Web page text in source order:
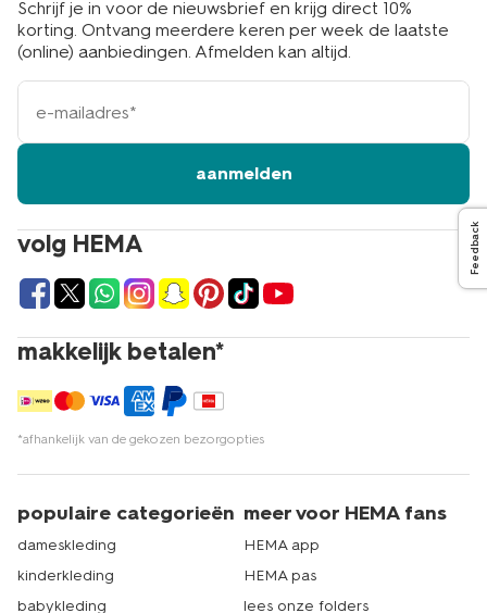
volg HEMA
makkelijk betalen*
*afhankelijk van de gekozen bezorgopties
Schrijf je in voor de nieuwsbrief en krijg direct 10%
korting. Ontvang meerdere keren per week de laatste
(online) aanbiedingen. Afmelden kan altijd.
e-
mailadres
aanmelden
populaire categorieën
dameskleding
kinderkleding
babykleding
meer voor HEMA fans
HEMA app
HEMA pas
lees onze folders
Feedback